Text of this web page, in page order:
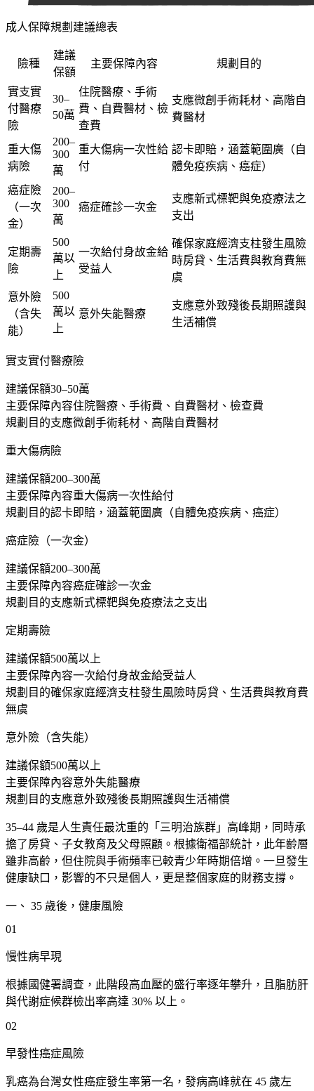
成人保障規劃建議總表
險種
建議
保額
主要保障內容 規劃目的
實支實
付醫療
險
30–
50萬
住院醫療、手術
費、自費醫材、檢
查費
支應微創手術耗材、高階自
費醫材
重大傷
病險
200–
300
萬
重大傷病一次性給
付
認卡即賠，涵蓋範圍廣（自
體免疫疾病、癌症）
癌症險
（一次
金）
200–
300
萬
癌症確診一次金
支應新式標靶與免疫療法之
支出
定期壽
險
500
萬以
上
一次給付身故金給
受益人
確保家庭經濟支柱發生風險
時房貸、生活費與教育費無
虞
意外險
（含失
能）
500
萬以
上
意外失能醫療
支應意外致殘後長期照護與
生活補償
實支實付醫療險
建議保額30–50萬
主要保障內容住院醫療、手術費、自費醫材、檢查費
規劃目的支應微創手術耗材、高階自費醫材
重大傷病險
建議保額200–300萬
主要保障內容重大傷病一次性給付
規劃目的認卡即賠，涵蓋範圍廣（自體免疫疾病、癌症）
癌症險（一次金）
建議保額200–300萬
主要保障內容癌症確診一次金
規劃目的支應新式標靶與免疫療法之支出
定期壽險
建議保額500萬以上
主要保障內容一次給付身故金給受益人
規劃目的確保家庭經濟支柱發生風險時房貸、生活費與教育費
無虞
意外險（含失能）
建議保額500萬以上
主要保障內容意外失能醫療
規劃目的支應意外致殘後長期照護與生活補償
35–44 歲是人生責任最沈重的「三明治族群」高峰期，同時承
擔了房貸、子女教育及父母照顧。根據衛福部統計，此年齡層
雖非高齡，但住院與手術頻率已較青少年時期倍增。一旦發生
健康缺口，影響的不只是個人，更是整個家庭的財務支撐。
一、 35 歲後，健康風險
01
慢性病早現
根據國健署調查，此階段高血壓的盛行率逐年攀升，且脂肪肝
與代謝症候群檢出率高達 30% 以上。
02
早發性癌症風險
乳癌為台灣女性癌症發生率第一名，發病高峰就在 45 歲左